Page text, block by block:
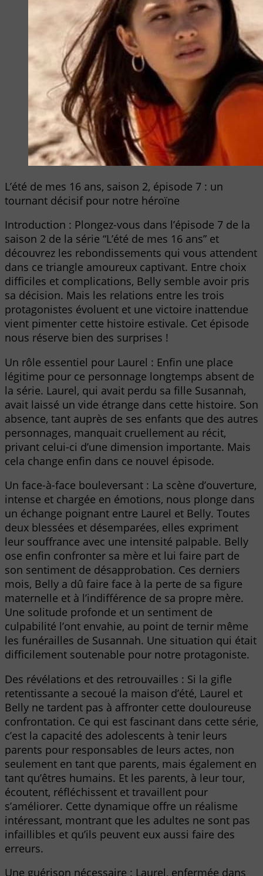
L’été de mes 16 ans, saison 2, épisode 7 : un
tournant décisif pour notre héroïne
Introduction : Plongez-vous dans l’épisode 7 de la
saison 2 de la série “L’été de mes 16 ans” et
découvrez les rebondissements qui vous attendent
dans ce triangle amoureux captivant. Entre choix
difficiles et complications, Belly semble avoir pris
sa décision. Mais les relations entre les trois
protagonistes évoluent et une victoire inattendue
vient pimenter cette histoire estivale. Cet épisode
nous réserve bien des surprises !
Un rôle essentiel pour Laurel : Enfin une place
légitime pour ce personnage longtemps absent de
la série. Laurel, qui avait perdu sa fille Susannah,
avait laissé un vide étrange dans cette histoire. Son
absence, tant auprès de ses enfants que des autres
personnages, manquait cruellement au récit,
privant celui-ci d’une dimension importante. Mais
cela change enfin dans ce nouvel épisode.
Un face-à-face bouleversant : La scène d’ouverture,
intense et chargée en émotions, nous plonge dans
un échange poignant entre Laurel et Belly. Toutes
deux blessées et désemparées, elles expriment
leur souffrance avec une intensité palpable. Belly
ose enfin confronter sa mère et lui faire part de
son sentiment de désapprobation. Ces derniers
mois, Belly a dû faire face à la perte de sa figure
maternelle et à l’indifférence de sa propre mère.
Une solitude profonde et un sentiment de
culpabilité l’ont envahie, au point de ternir même
les funérailles de Susannah. Une situation qui était
difficilement soutenable pour notre protagoniste.
Des révélations et des retrouvailles : Si la gifle
retentissante a secoué la maison d’été, Laurel et
Belly ne tardent pas à affronter cette douloureuse
confrontation. Ce qui est fascinant dans cette série,
c’est la capacité des adolescents à tenir leurs
parents pour responsables de leurs actes, non
seulement en tant que parents, mais également en
tant qu’êtres humains. Et les parents, à leur tour,
écoutent, réfléchissent et travaillent pour
s’améliorer. Cette dynamique offre un réalisme
intéressant, montrant que les adultes ne sont pas
infaillibles et qu’ils peuvent eux aussi faire des
erreurs.
Une guérison nécessaire : Laurel, enfermée dans